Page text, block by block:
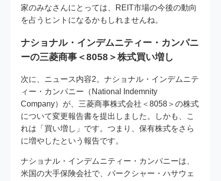
家のみなさんにとっては、REIT市場の今後の動向
を占うヒントになるかもしれませんね。
ナショナル・インデムニティー・カンパニ
ーの三菱商事＜8058＞株式買い増し
次に、ニュース内容2。ナショナル・インデムニテ
ィー・カンパニー（National Indemnity
Company）が、三菱商事株式会社＜8058＞の株式
について変更報告書を提出しました。しかも、こ
れは「買い増し」です。つまり、保有株式をさら
に増やしたという報告です。
ナショナル・インデムニティー・カンパニーは、
米国の大手保険会社で、バークシャー・ハサウェ